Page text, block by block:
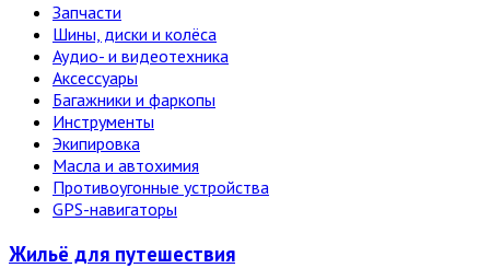
Запчасти
Шины, диски и колёса
Аудио- и видеотехника
Аксессуары
Багажники и фаркопы
Инструменты
Экипировка
Масла и автохимия
Противоугонные устройства
GPS-навигаторы
Жильё для путешествия